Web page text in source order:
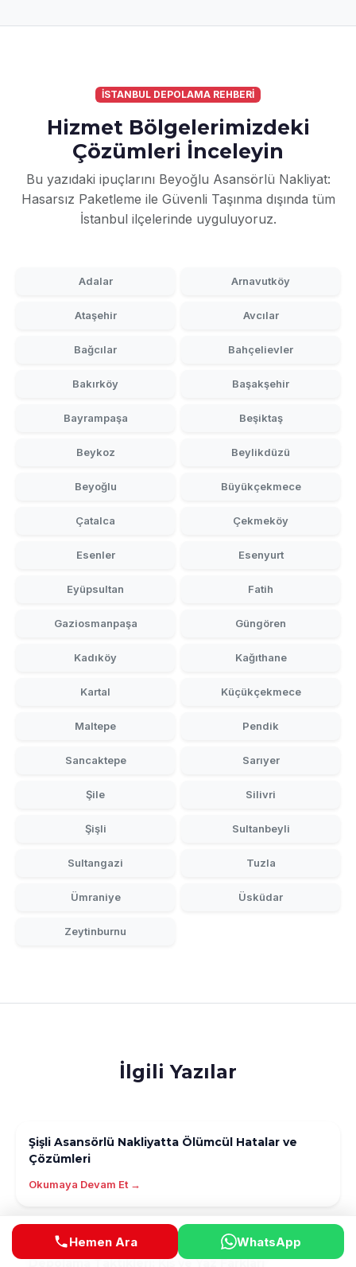
İSTANBUL DEPOLAMA REHBERİ
Hizmet Bölgelerimizdeki
Çözümleri İnceleyin
Bu yazıdaki ipuçlarını Beyoğlu Asansörlü Nakliyat:
Hasarsız Paketleme ile Güvenli Taşınma dışında tüm
İstanbul ilçelerinde uyguluyoruz.
Adalar Arnavutköy
Ataşehir Avcılar
Bağcılar Bahçelievler
Bakırköy Başakşehir
Bayrampaşa Beşiktaş
Beykoz Beylikdüzü
Beyoğlu Büyükçekmece
Çatalca Çekmeköy
Esenler Esenyurt
Eyüpsultan Fatih
Gaziosmanpaşa Güngören
Kadıköy Kağıthane
Kartal Küçükçekmece
Maltepe Pendik
Sancaktepe Sarıyer
Şile Silivri
Şişli Sultanbeyli
Sultangazi Tuzla
Ümraniye Üsküdar
Zeytinburnu
İlgili Yazılar
Şişli Asansörlü Nakliyatta Ölümcül Hatalar ve
Çözümleri
Okumaya Devam Et →
Beyoğlu Asansörlü Nakliyat ile Sezonluk
Depolama Taktikleri: Kış ve Yaz Farkları
Hemen Ara WhatsApp